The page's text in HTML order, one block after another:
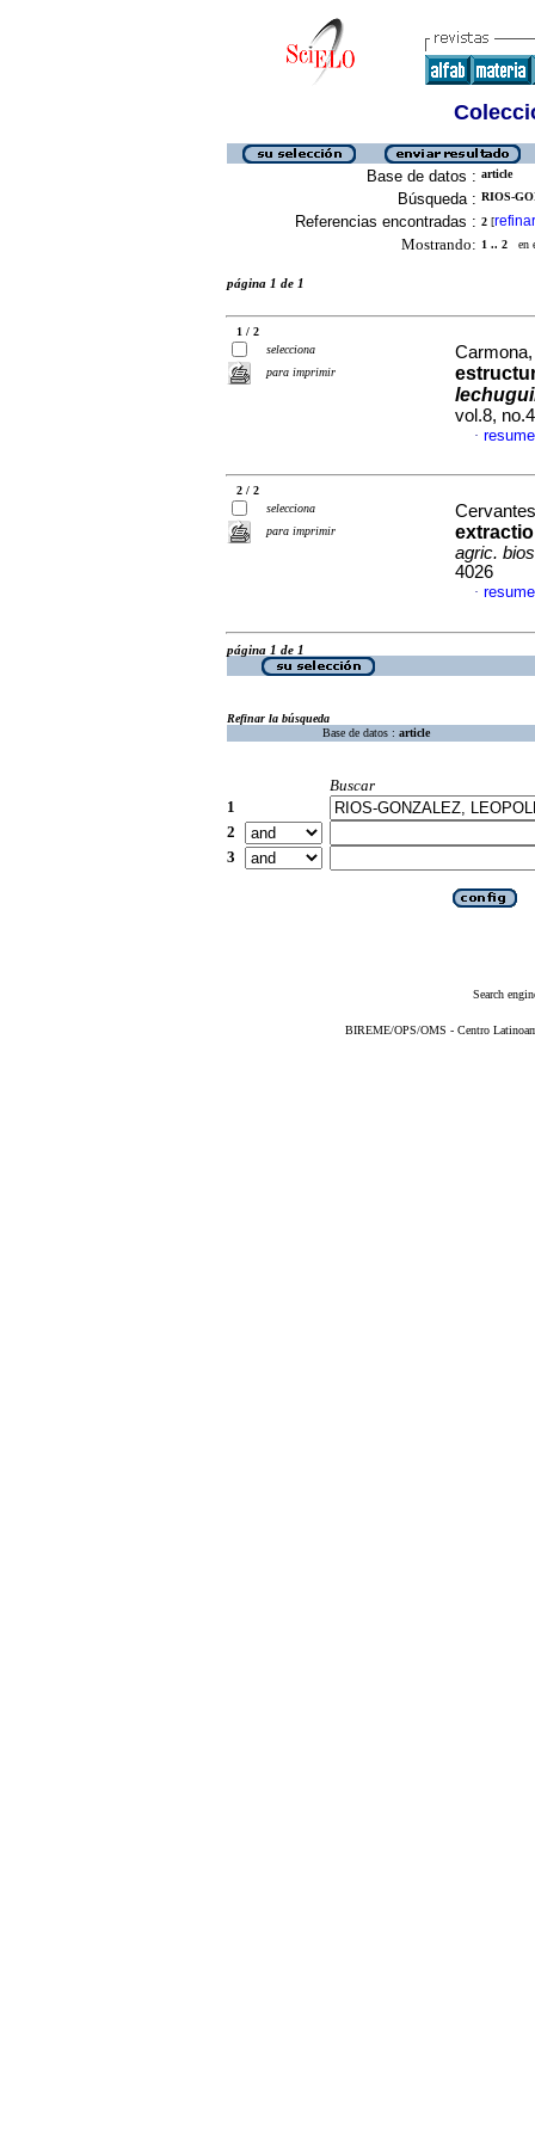
Base de datos : article
Búsqueda : RIOS-
Referencias encontradas : 2 [refinar
Mostrando: 1 .. 2 en
página 1 de 1
1 / 2
selecciona
para imprimir
vol.8,
·
2 / 2
selecciona
para imprimir
agric.
4026
·
página 1 de 1
Refinar la búsqueda
Base de datos : article
Buscar
1
2
3
Search
BIREME/OPS/OMS - Centro